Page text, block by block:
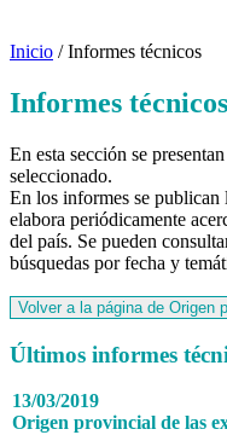
Inicio / Informes técnicos
Informes técnicos
En esta sección se
seleccionado.
En los informes se
elabora periódicamente
del país. Se pueden
búsquedas por fecha y
Últimos informes
13/03/2019
Origen provincial de las